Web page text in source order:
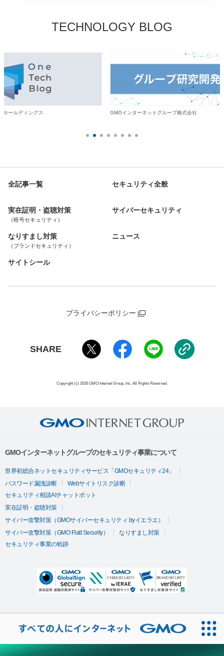
TECHNOLOGY BLOG
ホールディングス GMOインターネットグループ株式会社
全記事一覧 セキュリティ全般
実在証明・盗聴対策
（暗号セキュリティ）
サイバーセキュリティ
なりすまし対策
（ブランドセキュリティ）
ニュース
サイトシール
プライバシーポリシー
SHARE
Copyright (c) 2026 GMO Internet Group, Inc. All Rights Reserved.
GMOインターネットグループのセキュリティ事業について
世界初総合ネットセキュリティサービス「GMOセキュリティ24」
パスワード漏洩診断
Webサイトリスク診断
セキュリティ相談AIチャットボット
実在証明・盗聴対策
サイバー攻撃対策（GMOサイバーセキュリティ byイエラエ）
サイバー攻撃対策（GMO Flatt Security）
なりすまし対策
セキュリティ事業の軌跡